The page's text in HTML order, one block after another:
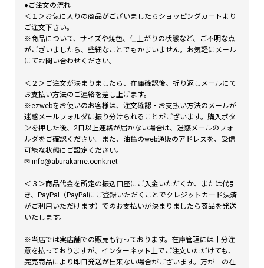
●ご注文の流れ
＜１＞お気に入りの商品がございましたらショッピングカートより
ご注文下さい。
※商品について、サイズや焼色、仕上がりの状態など、ご不明な点
がございましたら、些細なことでもかまいません。お気軽にメール
にてお問い合わせください。
＜２＞ご注文が決まりましたら、在庫確認後、折り返しメールにて
お支払い方法のご連絡を差し上げます。
※ezwebをお使いのお客様は、注文確認・お支払い方法のメールが
迷惑メールフォルダに振り分けられることがございます。購入ボタ
ンを押した後、2日以上連絡が届かない場合は、迷惑メールのフォ
ルダをご確認ください。また、油亀のweb通販のアドレスを、受信
可能な状態にご設定ください。
✉︎ info@aburakame.ocnk.net
＜３＞商品代金を所定の振込口座にご入金いただくか、または代引
き、PayPal（PayPalにご登録いただくことでクレジットカード決済
がご利用いただけます）でのお支払いが決まりましたら商品を発送
いたします。
※当店では実店舗での販売も行っております。在庫管理には十分注
意を払っておりますが、インターネット上でご注文いただけても、
完売商品により即日発送が出来ない場合がございます。万が一の在